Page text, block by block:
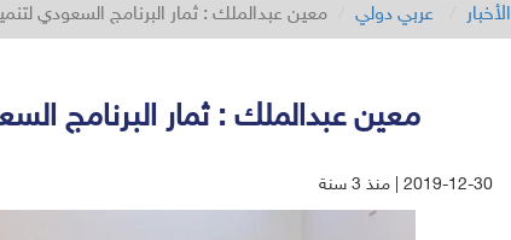
الأخبار عربي دولي معين عبدالملك : ثمار البرنامج السعودي
معين عبدالملك : ثمار البرنامج
2019-12-30 | منذ 3 سنة